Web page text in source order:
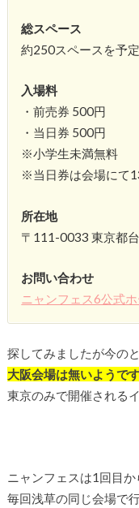
総スペース
約250スペースを予定
入場料
・前売券 500円
・当日券 500円
※小学生未満無料
※当日券は会場にて
所在地
〒111-0033 東京都
お問い合わせ
ニャンフェス6公式
探してみましたが今のと
大阪会場は無いようです
東京のみで開催される
ニャンフェスは1回目
毎回浅草の同じ会場で